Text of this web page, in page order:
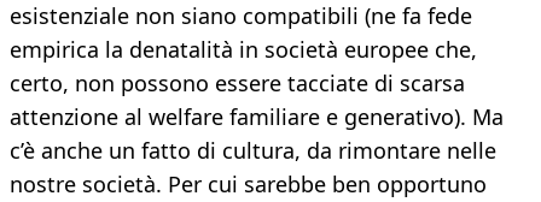
esistenziale non siano compatibili (ne fa fede
empirica la denatalità in società europee che,
certo, non possono essere tacciate di scarsa
attenzione al welfare familiare e generativo). Ma
c’è anche un fatto di cultura, da rimontare nelle
nostre società. Per cui sarebbe ben opportuno